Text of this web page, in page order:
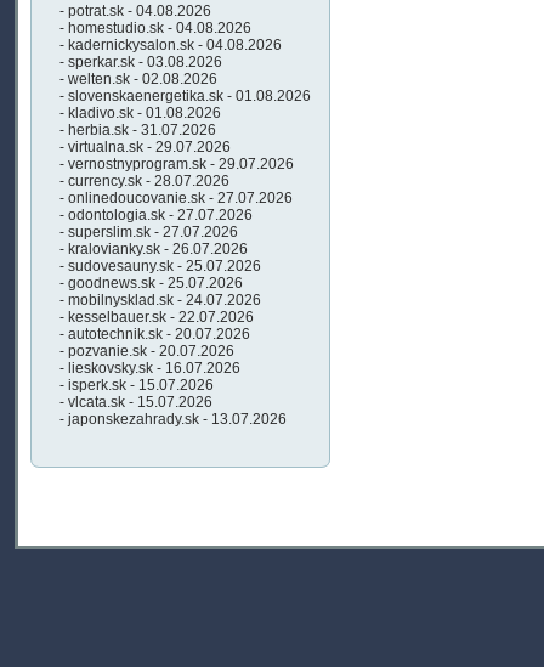
- potrat.sk - 04.08.2026
- homestudio.sk - 04.08.2026
- kadernickysalon.sk - 04.08.2026
- sperkar.sk - 03.08.2026
- welten.sk - 02.08.2026
- slovenskaenergetika.sk - 01.08.2026
- kladivo.sk - 01.08.2026
- herbia.sk - 31.07.2026
- virtualna.sk - 29.07.2026
- vernostnyprogram.sk - 29.07.2026
- currency.sk - 28.07.2026
- onlinedoucovanie.sk - 27.07.2026
- odontologia.sk - 27.07.2026
- superslim.sk - 27.07.2026
- kralovianky.sk - 26.07.2026
- sudovesauny.sk - 25.07.2026
- goodnews.sk - 25.07.2026
- mobilnysklad.sk - 24.07.2026
- kesselbauer.sk - 22.07.2026
- autotechnik.sk - 20.07.2026
- pozvanie.sk - 20.07.2026
- lieskovsky.sk - 16.07.2026
- isperk.sk - 15.07.2026
- vlcata.sk - 15.07.2026
- japonskezahrady.sk - 13.07.2026